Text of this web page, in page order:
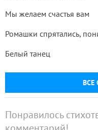
ВСЕ
Мы желаем счастья вам
Ромашки спрятались,
Белый танец
Понравилось